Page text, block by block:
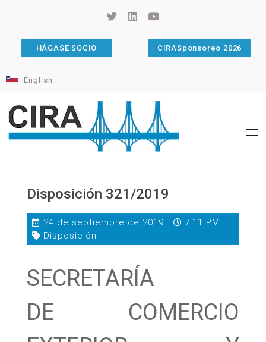
HÁGASE SOCIO CIRASponsoreo 2026
English
Disposición 321/2019
24 de septiembre de 2019
7:11 PM
Disposición
SECRETARÍA
DE COMERCIO